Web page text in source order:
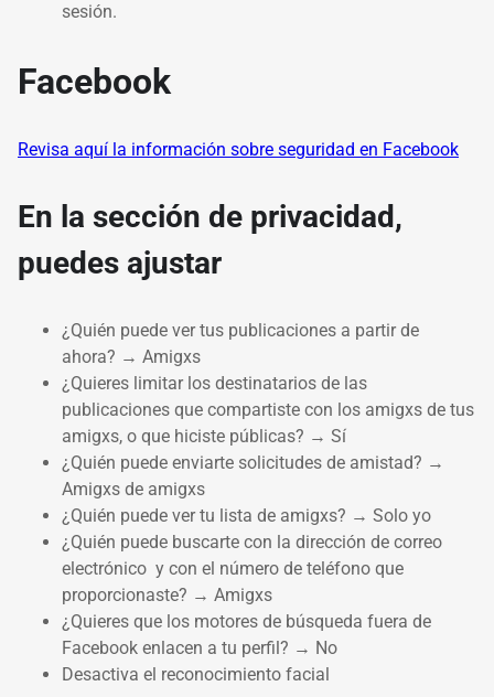
sesión.
Facebook
Revisa aquí la información sobre seguridad en Facebook
En la sección de privacidad,
puedes ajustar
¿Quién puede ver tus publicaciones a partir de
ahora? → Amigxs
¿Quieres limitar los destinatarios de las
publicaciones que compartiste con los amigxs de tus
amigxs, o que hiciste públicas? → Sí
¿Quién puede enviarte solicitudes de amistad? →
Amigxs de amigxs
¿Quién puede ver tu lista de amigxs? → Solo yo
¿Quién puede buscarte con la dirección de correo
electrónico y con el número de teléfono que
proporcionaste? → Amigxs
¿Quieres que los motores de búsqueda fuera de
Facebook enlacen a tu perfil? → No
Desactiva el reconocimiento facial